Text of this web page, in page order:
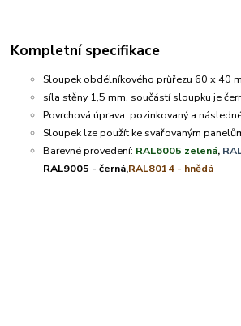
Kompletní specifikace
Sloupek obdélníkového průřezu 60 x 40
síla stěny 1,5 mm, součástí sloupku je
Povrchová úprava: pozinkovaný a
Sloupek lze použít ke svařovaným
Barevné provedení: RAL6005 zelená,
RAL9005 - černá,RAL8014 - hnědá